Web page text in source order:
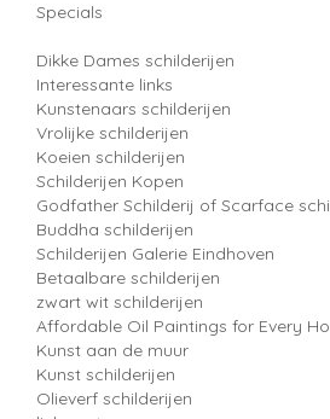
Specials
Dikke Dames schilderijen
Interessante links
Kunstenaars schilderijen
Vrolijke schilderijen
Koeien schilderijen
Schilderijen Kopen
Godfather Schilderij of Scarface
Buddha schilderijen
Schilderijen Galerie Eindhoven
Betaalbare schilderijen
zwart wit schilderijen
Affordable Oil Paintings for Every
Kunst aan de muur
Kunst schilderijen
Olieverf schilderijen